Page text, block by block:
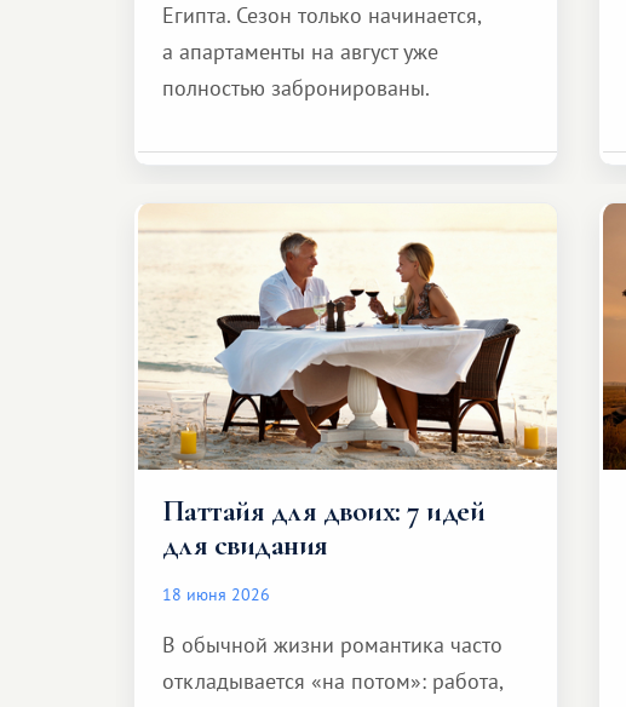
Египта. Сезон только начинается,
а апартаменты на август уже
полностью забронированы.
Паттайя для двоих: 7 идей
для свидания
18 июня 2026
В обычной жизни романтика часто
откладывается «на потом»: работа,